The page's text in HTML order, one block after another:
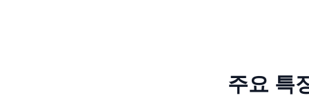
주요 특